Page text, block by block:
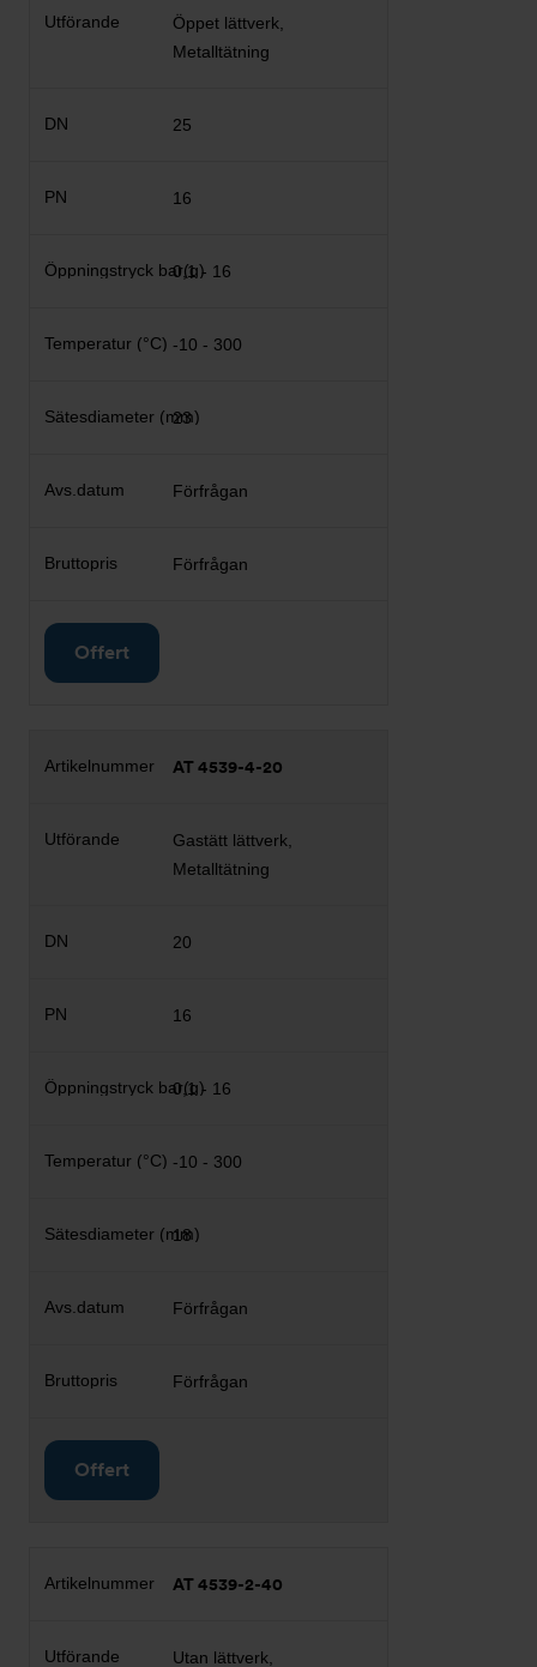
Öppet lättverk,
Metalltätning
25
16
0,1 - 16
-10 - 300
23
Förfrågan
Förfrågan
Offert
AT 4539-4-20
Gastätt lättverk,
Metalltätning
20
16
0,1 - 16
-10 - 300
18
Förfrågan
Förfrågan
Offert
AT 4539-2-40
Utan lättverk,